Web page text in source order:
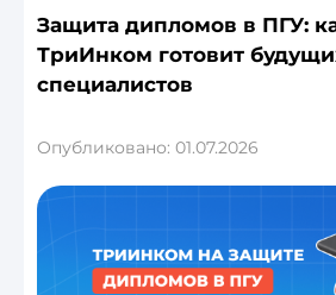
Защита дипломов в ПГУ:
ТриИнком готовит
специалистов
Опубликовано: 01.07.2026